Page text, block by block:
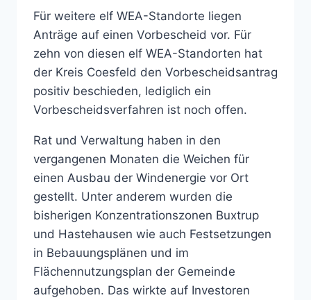
Für weitere elf WEA-Standorte liegen
Anträge auf einen Vorbescheid vor. Für
zehn von diesen elf WEA-Standorten hat
der Kreis Coesfeld den Vorbescheidsantrag
positiv beschieden, lediglich ein
Vorbescheidsverfahren ist noch offen.
Rat und Verwaltung haben in den
vergangenen Monaten die Weichen für
einen Ausbau der Windenergie vor Ort
gestellt. Unter anderem wurden die
bisherigen Konzentrationszonen Buxtrup
und Hastehausen wie auch Festsetzungen
in Bebauungsplänen und im
Flächennutzungsplan der Gemeinde
aufgehoben. Das wirkte auf Investoren